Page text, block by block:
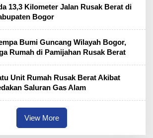
13,3 Kilometer Jalan Rusak Berat di
Bogor
Bumi Guncang Wilayah Bogor,
Rumah di Pamijahan Rusak Berat
Unit Rumah Rusak Berat Akibat
Saluran Gas Alam
View More